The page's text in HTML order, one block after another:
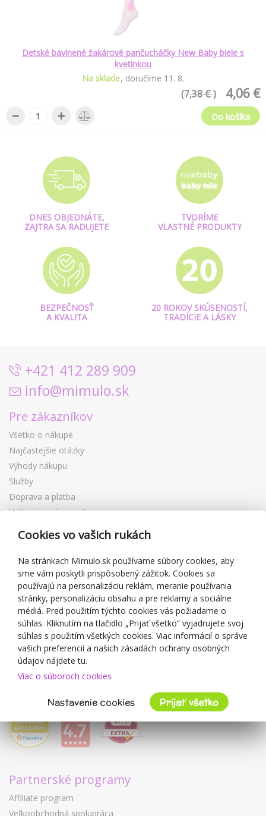
Detské bavlnené žakárové pančucháčky New Baby biele s
kvetinkou
Na sklade doručíme 11 . 8.
4,06 €
(7,38 € )
− + Do košíka
DNES OBJEDNÁTE,
ZAJTRA SA RADUJETE
TVORÍME
VLASTNÉ PRODUKTY
BEZPEČNOSŤ
A KVALITA
20 ROKOV SKÚSENOSTÍ,
TRADÍCIE A LÁSKY
+421 412 289 909
info@mimulo.sk
Pre zákazníkov
Všetko o nákupe
Najčastejšie otázky
Výhody nákupu
Služby
Doprava a platba
Vrátenie a výmena tovaru
Reklamácia
Darčekové poukážky
Zľavové kupóny
Blog
O predajcovi
Mimulo.sk
Obchodné podmienky
Ochrana osobných údajov GDPR
Kontakty
Spolupracujeme
Partnerské programy
Affiliate program
Veľkoobchodná spolupráca
Cookies vo vašich rukách
Na stránkach Mimulo.sk používame súbory cookies, aby
sme vám poskytli prispôsobený zážitok. Cookies sa
používajú na personalizáciu reklám, meranie používania
stránky, personalizáciu obsahu a pre reklamy a sociálne
médiá. Pred použitím týchto cookies vás požiadame o
súhlas. Kliknutím na tlačidlo „Prijať všetko“ vyjadrujete svoj
súhlas s použitím všetkých cookies. Viac informácií o správe
vašich preferencií a našich zásadách ochrany osobných
údajov nájdete tu.
Viac o súboroch cookies
Nastavenie cookies Prijať všetko